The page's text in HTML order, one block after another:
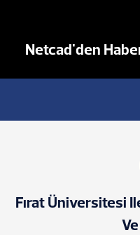
Netcad'den
Fırat Üniversitesi